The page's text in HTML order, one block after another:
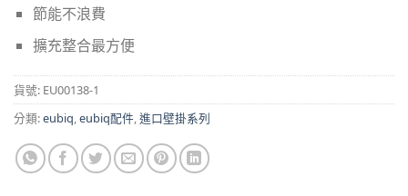
節能不浪費
擴充整合最方便
貨號: EU00138-1
分類:eubiq,eubiq配件,進口壁掛系列